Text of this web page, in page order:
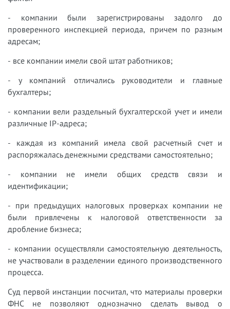
- компании были зарегистрированы задолго до
проверенного инспекцией периода, причем по разным
адресам;
- все компании имели свой штат работников;
- у компаний отличались руководители и главные
бухгалтеры;
- компании вели раздельный бухгалтерской учет и имели
различные IP-адреса;
- каждая из компаний имела свой расчетный счет и
распоряжалась денежными средствами самостоятельно;
- компании не имели общих средств связи и
идентификации;
- при предыдущих налоговых проверках компании не
были привлечены к налоговой ответственности за
дробление бизнеса;
- компании осуществляли самостоятельную деятельность,
не участвовали в разделении единого производственного
процесса.
Суд первой инстанции посчитал, что материалы проверки
ФНС не позволяют однозначно сделать вывод о